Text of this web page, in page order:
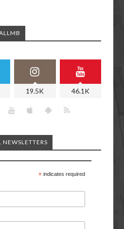
19.5K 46.1K
NEWSLETTERS
*indicates required